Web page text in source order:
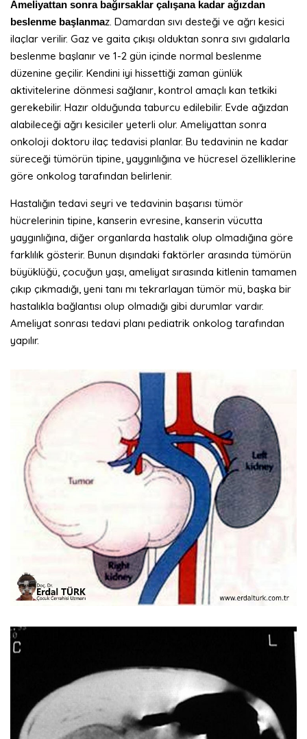
Ameliyattan sonra bağırsaklar çalışana kadar ağızdan
beslenme başlanmaz. Damardan sıvı desteği ve ağrı kesici
ilaçlar verilir. Gaz ve gaita çıkışı olduktan sonra sıvı gıdalarla
beslenme başlanır ve 1-2 gün içinde normal beslenme
düzenine geçilir. Kendini iyi hissettiği zaman günlük
aktivitelerine dönmesi sağlanır, kontrol amaçlı kan tetkiki
gerekebilir. Hazır olduğunda taburcu edilebilir. Evde ağızdan
alabileceği ağrı kesiciler yeterli olur. Ameliyattan sonra
onkoloji doktoru ilaç tedavisi planlar. Bu tedavinin ne kadar
süreceği tümörün tipine, yaygınlığına ve hücresel özelliklerine
göre onkolog tarafından belirlenir.
Hastalığın tedavi seyri ve tedavinin başarısı tümör
hücrelerinin tipine, kanserin evresine, kanserin vücutta
yaygınlığına, diğer organlarda hastalık olup olmadığına göre
farklılık gösterir. Bunun dışındaki faktörler arasında tümörün
büyüklüğü, çocuğun yaşı, ameliyat sırasında kitlenin tamamen
çıkıp çıkmadığı, yeni tanı mı tekrarlayan tümör mü, başka bir
hastalıkla bağlantısı olup olmadığı gibi durumlar vardır.
Ameliyat sonrası tedavi planı pediatrik onkolog tarafından
yapılır.